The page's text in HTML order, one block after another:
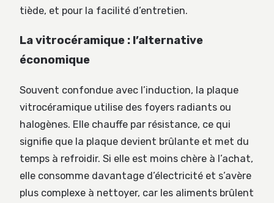
tiède, et pour la facilité d’entretien.
La vitrocéramique : l’alternative
économique
Souvent confondue avec l’induction, la plaque
vitrocéramique utilise des foyers radiants ou
halogènes. Elle chauffe par résistance, ce qui
signifie que la plaque devient brûlante et met du
temps à refroidir. Si elle est moins chère à l’achat,
elle consomme davantage d’électricité et s’avère
plus complexe à nettoyer, car les aliments brûlent